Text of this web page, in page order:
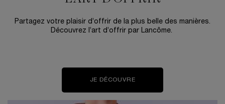
Partagez votre plaisir d’offrir de la plus belle des manières.
Découvrez l’art d’offrir par Lancôme.
JE DÉCOUVRE